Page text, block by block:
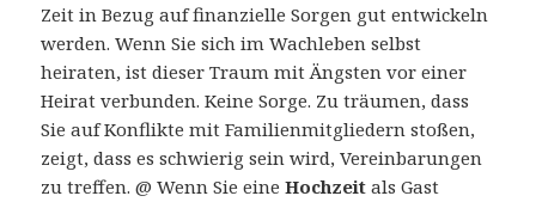
Zeit in Bezug auf finanzielle Sorgen gut entwickeln
werden. Wenn Sie sich im Wachleben selbst
heiraten, ist dieser Traum mit Ängsten vor einer
Heirat verbunden. Keine Sorge. Zu träumen, dass
Sie auf Konflikte mit Familienmitgliedern stoßen,
zeigt, dass es schwierig sein wird, Vereinbarungen
zu treffen. @ Wenn Sie eineHochzeit als Gast